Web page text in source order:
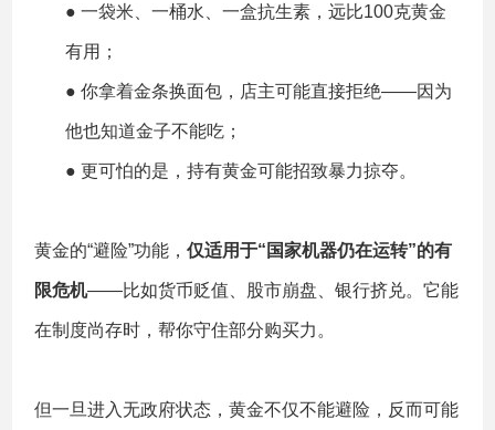
● 一袋米、一桶水、一盒抗生素，远比100克黄金
有用；
● 你拿着金条换面包，店主可能直接拒绝——因为
他也知道金子不能吃；
● 更可怕的是，持有黄金可能招致暴力掠夺。
黄金的“避险”功能， 仅适用于“国家机器仍在运转”的有
限危机——比如货币贬值、股市崩盘、银行挤兑。它能
在制度尚存时，帮你守住部分购买力。
但一旦进入无政府状态，黄金不仅不能避险，反而可能